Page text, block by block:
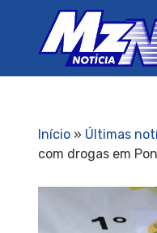
Início» Últimas
com drogas em